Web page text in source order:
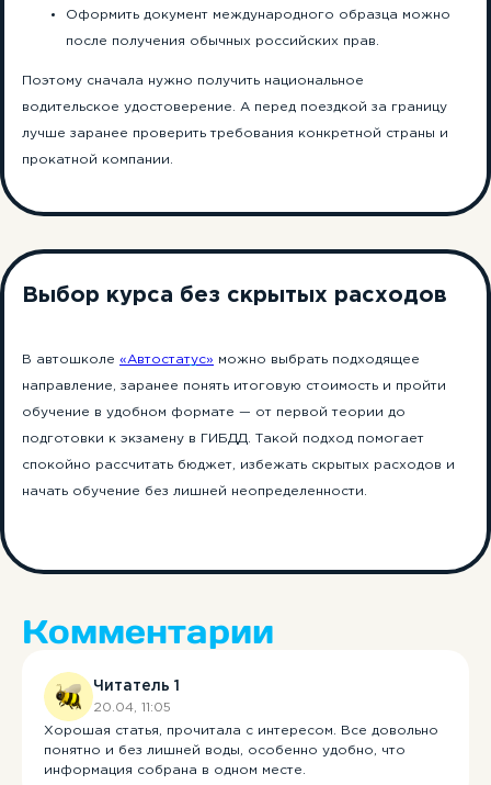
Оформить документ международного образца можно
после получения обычных российских прав.
Поэтому сначала нужно получить национальное
водительское удостоверение. А перед поездкой за границу
лучше заранее проверить требования конкретной страны и
прокатной компании.
Выбор курса без скрытых расходов
В автошколе «Автостатус» можно выбрать подходящее
направление, заранее понять итоговую стоимость и пройти
обучение в удобном формате — от первой теории до
подготовки к экзамену в ГИБДД. Такой подход помогает
спокойно рассчитать бюджет, избежать скрытых расходов и
начать обучение без лишней неопределенности.
Комментарии
Читатель 1
20.04, 11:05
Хорошая статья, прочитала с интересом. Все довольно
понятно и без лишней воды, особенно удобно, что
информация собрана в одном месте.
Единственная
автошкола в РФ с
ИИ-инструктором!